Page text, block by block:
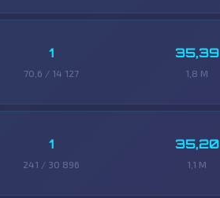
1
70,6 / 14 127
35,39
1,8 M
1
241 / 30 896
35,20
1,1 M